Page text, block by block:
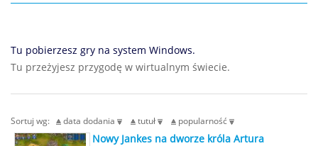
Tu pobierzesz gry na system Windows.
Tu przeżyjesz przygodę w wirtualnym świecie.
Sortuj wg: data dodania tutuł popularność
Nowy Jankes na dworze króla Artura